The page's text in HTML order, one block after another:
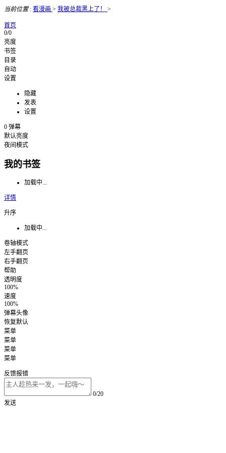
当前位置: 看漫画 > 我被总裁黑上了！ >
首页
0/0
亮度
书签
目录
自动
设置
隐藏
发表
设置
0 弹幕
默认亮度
夜间模式
我的书签
加载中...
详情
升序
加载中...
卷轴模式
左手翻页
右手翻页
帮助
透明度
100%
速度
100%
弹幕头像
恢复默认
菜单
菜单
菜单
菜单
反馈报错
0/20
发送